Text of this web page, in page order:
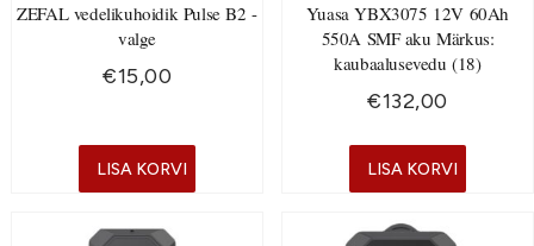
ZEFAL vedelikuhoidik Pulse B2 -
valge
€15,00
LISA KORVI
Yuasa YBX3075 12V 60Ah
550A SMF aku Märkus:
kaubaalusevedu (18)
€132,00
LISA KORVI